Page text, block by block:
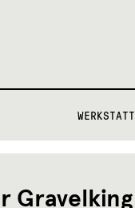
WERKSTATT
Gravelking